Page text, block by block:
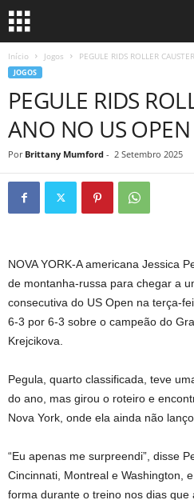
Início Jogos PEGULE RIDS ROLLER
JOGOS
PEGULE RIDS
ANO NO US OPEN
Por Brittany Mumford - 2 Setembro 2025
NOVA YORK-A americana Jessica
de montanha-russa para chegar a
consecutiva do US Open na terça-
6-3 por 6-3 sobre o campeão do
Krejcikova.
Pegula, quarto classificada, teve
do ano, mas girou o roteiro e
Nova York, onde ela ainda não
“Eu apenas me surpreendi”, disse
Cincinnati, Montreal e Washington,
forma durante o treino nos dias